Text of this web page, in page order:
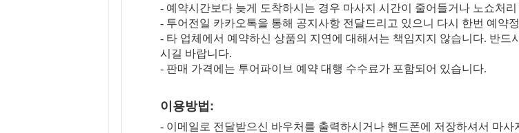
- 예약시간보다 늦게 도착하시는 경우 마사지 시간이 줄어들거나 노쇼처
- 투어전일 카카오톡을 통해 공지사항 전달드리고 있으니 다시 한번 예약
- 타 업체에서 예약하신 상품의 지연에 대해서는 책임지지 않습니다. 반드
시길 바랍니다.
- 판매 가격에는 투어파이브 예약 대행 수수료가 포함되어 있습니다.
이용방법:
- 이메일로 전달받으신 바우처를 출력하시거나 핸드폰에 저장하셔서 마